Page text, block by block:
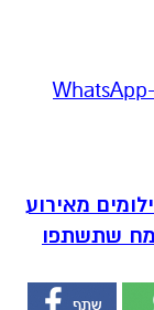
‏כדי לעקוב אחרי הערוץ גן יבנה נט ב-WhatsApp
מאירוע
שתשתפו